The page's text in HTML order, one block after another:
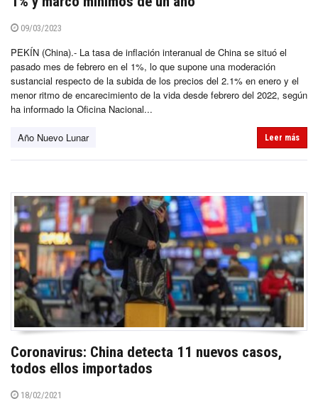
09/03/2023
PEKÍN (China).- La tasa de inflación interanual de China se situó el
pasado mes de febrero en el 1%, lo que supone una moderación
sustancial respecto de la subida de los precios del 2.1% en enero y el
menor ritmo de encarecimiento de la vida desde febrero del 2022, según
ha informado la Oficina Nacional...
Año Nuevo Lunar Leer más
Coronavirus: China detecta 11 nuevos casos,
todos ellos importados
18/02/2021